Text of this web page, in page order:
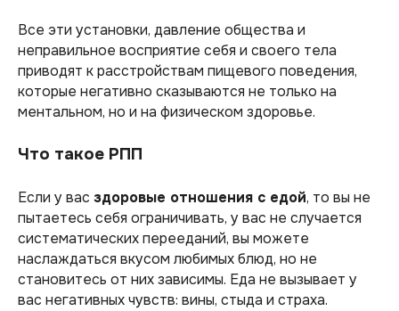
Все эти установки, давление общества и
неправильное восприятие себя и своего тела
приводят к расстройствам пищевого поведения,
которые негативно сказываются не только на
ментальном, но и на физическом здоровье.
Что такое РПП
Если у вас здоровые отношения с едой, то вы не
пытаетесь себя ограничивать, у вас не случается
систематических перееданий, вы можете
наслаждаться вкусом любимых блюд, но не
становитесь от них зависимы. Еда не вызывает у
вас негативных чувств: вины, стыда и страха.